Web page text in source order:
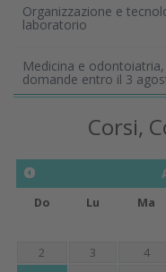
Organizzazione e
laboratorio
Medicina e
domande entro il 3
Corsi,
Do Lu Ma
2
3 4